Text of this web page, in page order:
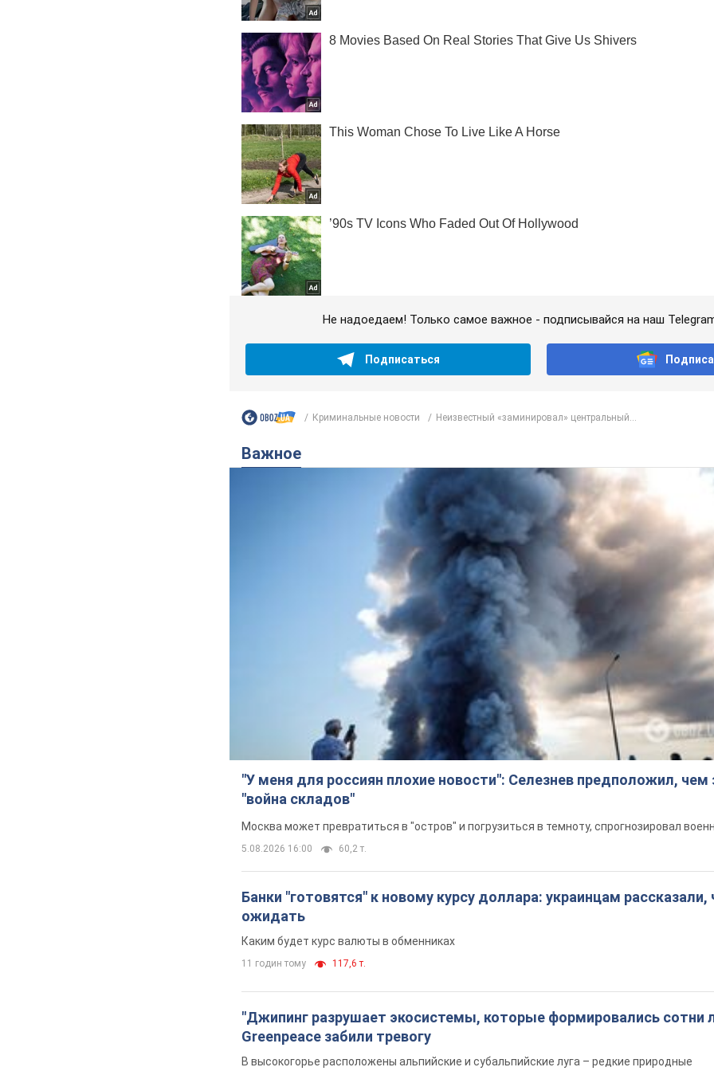
Не надоедаем! Только самое важное - подписывайся на наш
Подписаться
Криминальные новости Неизвестный «заминировал» центральный...
Важное
"У меня для россиян плохие новости": Селезнев предположил, чем
"война складов"
Москва может превратиться в "остров" и погрузиться в темноту, спрогнозировал
5.08.2026 16:00 60,2 т.
Банки "готовятся" к новому курсу доллара: украинцам рассказали,
ожидать
Каким будет курс валюты в обменниках
11 годин тому 117,6 т.
"Джипинг разрушает экосистемы, которые формировались сотни
Greenpeace забили тревогу
В высокогорье расположены альпийские и субальпийские луга – редкие природные